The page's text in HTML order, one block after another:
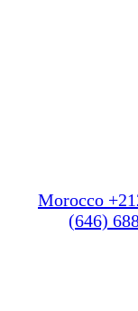
Morocco
(646)